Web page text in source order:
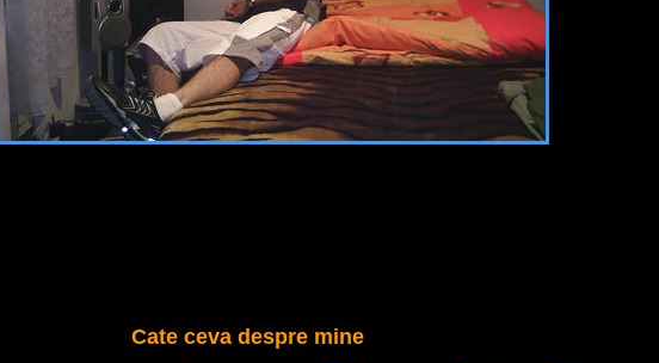
Cate ceva despre mine